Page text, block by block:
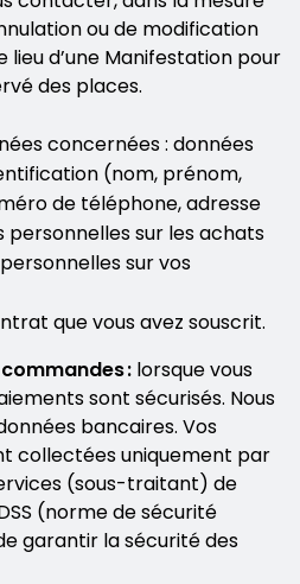
ou de modification
lieu d’une Manifestation pour
des places.
concernées : données
(nom, prénom,
de téléphone, adresse
personnelles sur les achats
sur vos
que vous avez souscrit.
: lorsque vous
sont sécurisés. Nous
bancaires. Vos
collectées uniquement par
(sous-traitant) de
(norme de sécurité
garantir la sécurité des